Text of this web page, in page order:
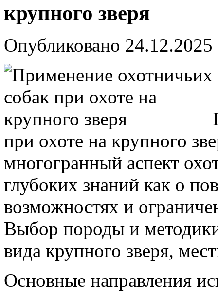
крупного зверя
Опубликовано 24.12.2025
при охоте на крупного
многогранный аспект
глубоких знаний как о
возможностях и
Выбор породы и
вида крупного зверя,
Основные направления